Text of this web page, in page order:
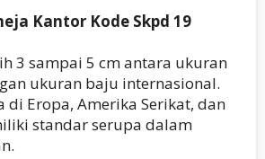
Kantor Kode Skpd 19
3 sampai 5 cm antara ukuran
ukuran baju internasional.
di Eropa, Amerika Serikat, dan
standar serupa dalam